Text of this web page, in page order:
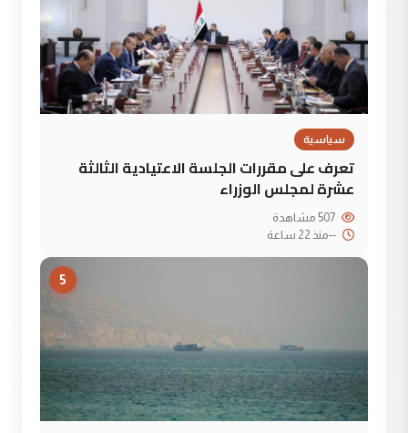
سياسية
تعرف على مقررات الجلسة الاعتيادية الثالثة
عشرة لمجلس الوزراء
--منذ 22 ساعة
5